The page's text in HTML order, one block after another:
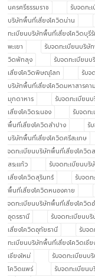
นครศรีธรรมราช
รับจดทะ
บริษัทพื้นที่เสี่ยงโควิดน่าน
ทะเบียนบริษัทพื้นที่เสี่ยงโควิดบุรี
พะเยา
รับจดทะเบียนบริษั
วิดพัทลุง
รับจดทะเบียน
เสี่ยงโควิดพิษณุโลก
รับจ
บริษัทพื้นที่เสี่ยงโควิดมหาสารคาม
มุกดาหาร
รับจดทะเบียน
เสี่ยงโควิดระนอง
รับจดท
พื้นที่เสี่ยงโควิดลำปาง
รั
บริษัทพื้นที่เสี่ยงโควิดศรีสะเกษ
จดทะเบียนบริษัทพื้นที่เสี่ยงโควิด
สระแก้ว
รับจดทะเบียนบ
เสี่ยงโควิดสุรินทร์
รับจด
พื้นที่เสี่ยงโควิดหนองคาย
จดทะเบียนบริษัทพื้นที่เสี่ยงโควิด
อุดรธานี
รับจดทะเบียนบ
เสี่ยงโควิดอุทัยธานี
รับจ
ทะเบียนบริษัทพื้นที่เสี่ยงโควิดเชีย
เชียงใหม่
รับจดทะเบียนบ
โควิดแพร่
รับจดทะเบียน